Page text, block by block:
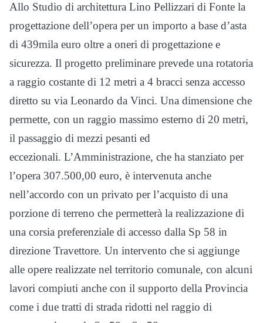
Allo Studio di architettura Lino Pellizzari di Fonte la
progettazione dell’opera per un importo a base d’asta
di 439mila euro oltre a oneri di progettazione e
sicurezza. Il progetto preliminare prevede una rotatoria
a raggio costante di 12 metri a 4 bracci senza accesso
diretto su via Leonardo da Vinci. Una dimensione che
permette, con un raggio massimo esterno di 20 metri,
il passaggio di mezzi pesanti ed
eccezionali. L’Amministrazione, che ha stanziato per
l’opera 307.500,00 euro, è intervenuta anche
nell’accordo con un privato per l’acquisto di una
porzione di terreno che permetterà la realizzazione di
una corsia preferenziale di accesso dalla Sp 58 in
direzione Travettore. Un intervento che si aggiunge
alle opere realizzate nel territorio comunale, con alcuni
lavori compiuti anche con il supporto della Provincia
come i due tratti di strada ridotti nel raggio di